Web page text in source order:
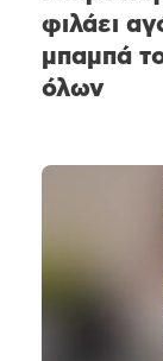
φιλάει
μπαμπά
όλων